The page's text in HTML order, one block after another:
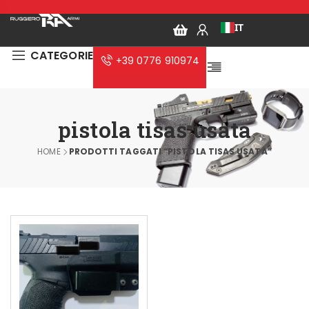
IT
CATEGORIE +39 0776 910974
pistola tisas usata
HOME PRODOTTI TAGGATI “PISTOLA TISAS USATA”